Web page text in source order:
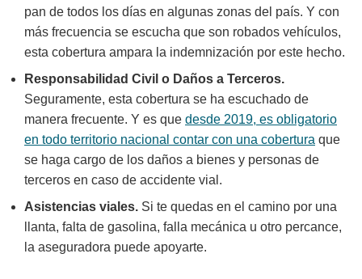
pan de todos los días en algunas zonas del país. Y con
más frecuencia se escucha que son robados vehículos,
esta cobertura ampara la indemnización por este hecho.
Responsabilidad Civil o Daños a Terceros.
Seguramente, esta cobertura se ha escuchado de
manera frecuente. Y es que desde 2019, es obligatorio
en todo territorio nacional contar con una cobertura que
se haga cargo de los daños a bienes y personas de
terceros en caso de accidente vial.
Asistencias viales. Si te quedas en el camino por una
llanta, falta de gasolina, falla mecánica u otro percance,
la aseguradora puede apoyarte.